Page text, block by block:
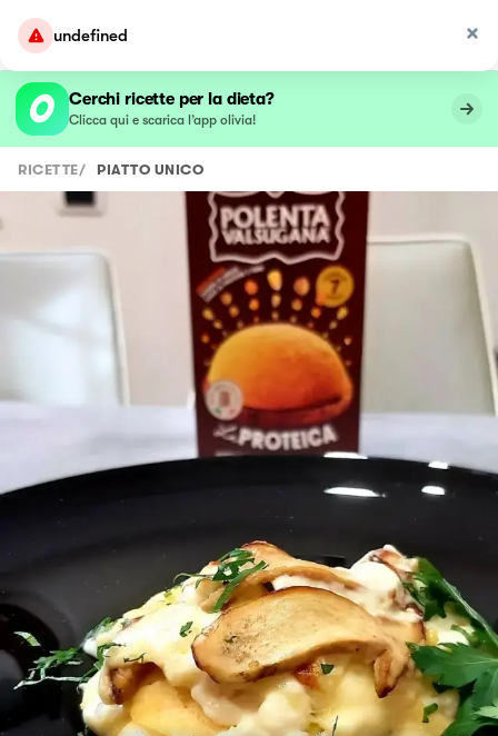
undefined
Cerchi ricette per la dieta?
Clicca qui e scarica l’app olivia!
RICETTE/ PIATTO UNICO